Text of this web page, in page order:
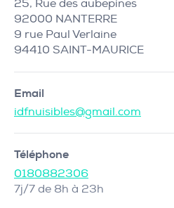
25, Rue des aubepines
92000 NANTERRE
9 rue Paul Verlaine
94410 SAINT-MAURICE
Email
idfnuisibles@gmail.com
Téléphone
0180882306
7j/7 de 8h à 23h